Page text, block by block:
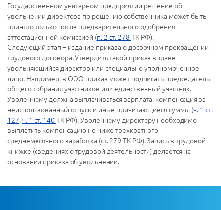
Государственном унитарном предприятии решение об
увольнении директора по решению собственника может быть
принято только после предварительного одобрения
аттестационной комиссией (п. 2 ст. 278 ТК РФ).
Следующий этап – издание приказа о досрочном прекращении
трудового договора. Утвердить такой приказ вправе
увольняющийся директор или специально уполномоченное
лицо. Например, в ООО приказ может подписать председатель
общего собрания участников или единственный участник.
Уволенному должна выплачиваться зарплата, компенсация за
неиспользованный отпуск и иные причитающиеся суммы (ч. 1 ст.
127,ч. 1 ст. 140 ТК РФ). Уволенному директору необходимо
выплатить компенсацию не ниже трехкратного
среднемесячного заработка (ст. 279 ТК РФ). Запись в трудовой
книжке (сведениях о трудовой деятельности) делается на
основании приказа об увольнении.